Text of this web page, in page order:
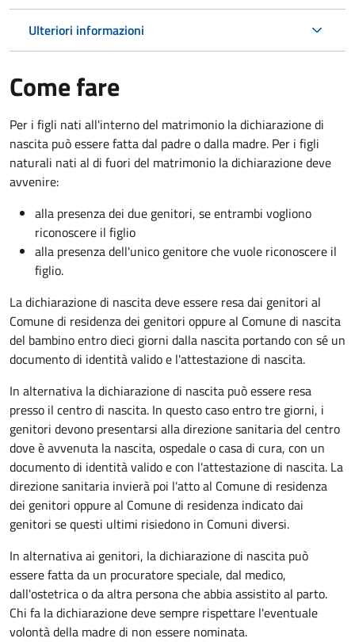
Ulteriori informazioni
Come fare
Per i figli nati all'interno del matrimonio la dichiarazione di
nascita può essere fatta dal padre o dalla madre. Per i figli
naturali nati al di fuori del matrimonio la dichiarazione deve
avvenire:
alla presenza dei due genitori, se entrambi vogliono
riconoscere il figlio
alla presenza dell'unico genitore che vuole riconoscere il
figlio.
La dichiarazione di nascita deve essere resa dai genitori al
Comune di residenza dei genitori oppure al Comune di nascita
del bambino entro dieci giorni dalla nascita portando con sé un
documento di identità valido e l'attestazione di nascita.
In alternativa la dichiarazione di nascita può essere resa
presso il centro di nascita. In questo caso entro tre giorni, i
genitori devono presentarsi alla direzione sanitaria del centro
dove è avvenuta la nascita, ospedale o casa di cura, con un
documento di identità valido e con l'attestazione di nascita. La
direzione sanitaria invierà poi l'atto al Comune di residenza
dei genitori oppure al Comune di residenza indicato dai
genitori se questi ultimi risiedono in Comuni diversi.
In alternativa ai genitori, la dichiarazione di nascita può
essere fatta da un procuratore speciale, dal medico,
dall'ostetrica o da altra persona che abbia assistito al parto.
Chi fa la dichiarazione deve sempre rispettare l'eventuale
volontà della madre di non essere nominata.